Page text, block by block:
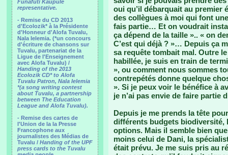
Funafuti Kaupule
representative.
- Remise du CD 2013
d'Ecolozik* à la Présidente
d'Honneur d'Alofa Tuvalu,
Nala Ielemia. (*un concours
d'écriture de chansons sur
Tuvalu, partenariat de la
Ligue de l'Enseignement
avec Alofa Tuvalu) /
Handing of the 2013
Ecolozik CD* to Alofa
Tuvalu Patron, Nala Ielemia
*(a song writing contest
about Tuvalu, a partnership
between The Education
League and Alofa Tuvalu).
- Remise des cartes de
l'Union de la la Presse
Francophone aux
journalistes des Médias de
Tuvalu / Handing of the UPF
press cards to the Tuvalu
oui qu’il débarquait au premier
des collègues à moi qui font
fais partie… Et on voudrait
ça dépend de la taille ».. « on
C’est qui déjà ? »… Depuis ça
sa requête tombait mal. Outre
habillée, je suis en train de
», ou comment nous sommes
contrepétés donne quelque
». Si je peux voir le bénéfice à
je n’ai pas envie de faire partie
Depuis je me prends la tête
différents budgets biodiversité,
options. Mais il semble bien
moins celui de Dani, la
était prévu. Je me suis pris au